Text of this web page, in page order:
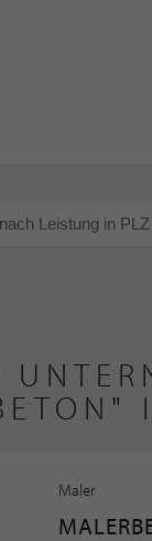
Maler